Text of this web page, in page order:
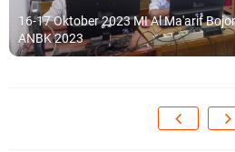
16-17 Oktober 2023 MI Al Ma'arif
ANBK 2023